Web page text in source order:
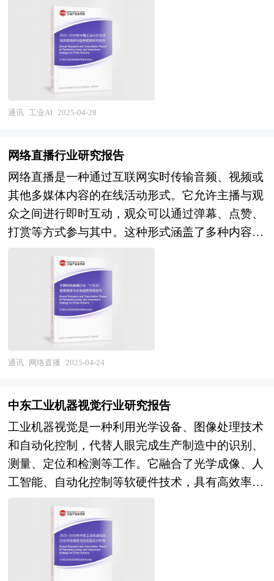
对多位业内资深专家进行深入访谈的基础上，通过
相关市场研究的工具、理论和模型撰写而成。本报
告主要分析了国内企业并购重组政策及规模、上市
公司并购重组与操作策略、大数据行业兼并重组动
因、大数据企业兼并重组风险及对策建议，最后对
大数据企业海外并购风险及策略、融资渠道选择提
出相关建议，是企业了解行业并购重组发展动态，
工具，极具参考价值！
模拟人类专家的经验和决策过程，自动识别生产中
的异常情况、预测设备故障、优化生产流程，从而
提高生产效率、降低成本、提升产品质量，并推动
工业制造向智能化、柔性化和高效化方向发展。它
不仅改变了传统的工业生产模式，还为制造业的转
型升级提供了强大的技术支撑，成为工业4.0时代
呈现出巨大的发展潜力和广阔的发展机会。对于发
息化水平较高，工业AI的应用能够进一步提升生产
效率和产品质量，增强制造业的国际竞争力，同时
为高端装备制造、航空航天、汽车制造等关键领域
提供智能化解决方案。在发展中国家，随着工业化
进程的加速推进，对工业生产效率和质量的要求不
断提高，工业AI技术的引入可以弥补传统工业技术
的不足，实现跨越式发展。此外，全球范围内对绿
色制造和可持续发展的关注也为工业AI提供了新的
机遇，通过优化能源管理和资源利用，工业AI有助
于实现工业生产的低碳化和可持续化，满足社会对
环保和资源节约的需求。 工业AI行业的发展面临
样性使得AI技术的适配和落地难度较大。不同行业
的生产工艺、设备类型和数据特点存在巨大差异，
需要针对具体场景进行定制化的模型开发和算法优
化。其次，数据质量和数据安全是制约工业AI发展
的关键因素。工业生产过程中产生的数据往往存在
数据预处理和清洗工作，同时工业数据涉及企业的
核心机密和生产安全，数据的存储、传输和使用必
须严格符合安全标准。此外，工业AI技术的推广还
面临着人才短缺的问题，既懂工业又懂人工智能的
通讯 工业AI 2025-04-28
网络直播行业研究报告
网络直播是一种通过互联网实时传输音频、视频或
其他多媒体内容的在线活动形式。它允许主播与观
众之间进行即时互动，观众可以通过弹幕、点赞、
打赏等方式参与其中。这种形式涵盖了多种内容类
等。网络直播的兴起得益于高速互联网的普及和移
动设备的广泛使用，它打破了时间和空间的限制，
为用户提供了全新的社交和信息获取方式。同时，
网络直播平台通过算法推荐、内容分类等技术手
段，满足了不同用户的个性化需求，进一步推动了
其在全球范围内的流行。 网络直播在全球范围内
的蓬勃发展和消费升级的趋势，网络直播已经成为
商品与消费者之间的距离，提升销售效率。同时，
在文化娱乐领域，直播为传统艺术、小众文化等提
供了新的展示平台，有助于文化的传承与创新。在
教育领域，直播课程打破了地域限制，让优质教育
资源能够更广泛地传播。在国际市场上，网络直播
也逐渐成为文化交流和商业推广的新途径。不同国
家和地区的文化通过直播得以展示，吸引了全球观
众的关注，同时也为跨国品牌提供了精准营销的机
通讯 网络直播 2025-04-24
中东工业机器视觉行业研究报告
工业机器视觉是一种利用光学设备、图像处理技术
和自动化控制，代替人眼完成生产制造中的识别、
测量、定位和检测等工作。它融合了光学成像、人
工智能、自动化控制等软硬件技术，具有高效率、
环境并减少人工成本。工业机器视觉广泛应用于智
能制造、智能安防、智能交通等多个领域。 中东
市场工业机器视觉行业具有巨大的潜力。该地区的
制造业、能源、化工、食品包装、制药、金属加工